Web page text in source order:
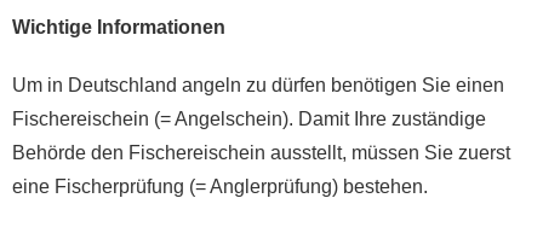
Wichtige Informationen
Um in Deutschland angeln zu dürfen benötigen Sie einen
Fischereischein (= Angelschein). Damit Ihre zuständige
Behörde den Fischereischein ausstellt, müssen Sie zuerst
eine Fischerprüfung (= Anglerprüfung) bestehen.